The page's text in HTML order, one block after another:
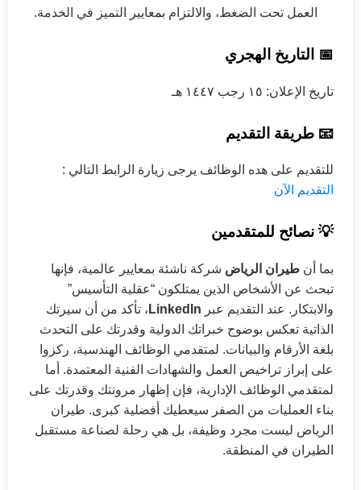
العمل تحت الضغط، والالتزام بمعايير التميز في الخدمة.
📅 التاريخ الهجري
تاريخ الإعلان: ١٥ رجب ١٤٤٧ هـ
📧 طريقة التقديم
للتقديم على هده الوظائف يرجى زيارة الرابط التالي :
التقديم الآن
💡 نصائح للمتقدمين
بما أن طيران الرياض شركة ناشئة بمعايير عالمية، فإنها
تبحث عن الأشخاص الذين يمتلكون “عقلية التأسيس”
والابتكار. عند التقديم عبر LinkedIn ، تأكد من أن سيرتك
الذاتية تعكس بوضوح خبراتك الدولية وقدرتك على التحدث
بلغة الأرقام والبيانات. لمتقدمي الوظائف الهندسية، ركزوا
على إبراز تراخيص العمل والشهادات الفنية المعتمدة. أما
لمتقدمي الوظائف الإدارية، فإن إظهار مرونتك وقدرتك على
بناء العمليات من الصفر سيعطيك أفضلية كبرى. طيران
الرياض ليست مجرد وظيفة، بل هي رحلة لصناعة مستقبل
الطيران في المنطقة.